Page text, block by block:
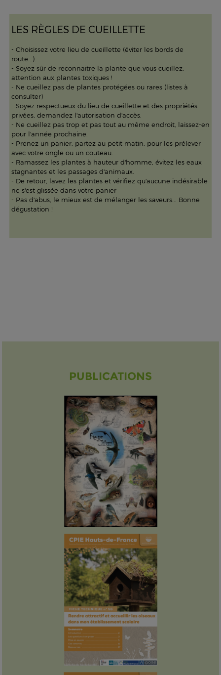
LES RÈGLES DE CUEILLETTE
- Choisissez votre lieu de cueillette (éviter les bords de
route...).
- Soyez sûr de reconnaitre la plante que vous cueillez,
attention aux plantes toxiques !
- Ne cueillez pas de plantes protégées ou rares (listes à
consulter)
- Soyez respectueux du lieu de cueillette et des propriétés
privées, demandez l'autorisation d'accès.
- Ne cueillez pas trop et pas tout au même endroit, laissez-en
pour l'année prochaine.
- Prenez un panier, partez au petit matin, pour les prélever
avec votre ongle ou un couteau.
- Ramassez les plantes à hauteur d'homme, évitez les eaux
stagnantes et les passages d'animaux.
- De retour, lavez les plantes et vérifiez qu'aucune indésirable
ne s'est glissée dans votre panier
- Pas d'abus, le mieux est de mélanger les saveurs... Bonne
dégustation !
PUBLICATIONS